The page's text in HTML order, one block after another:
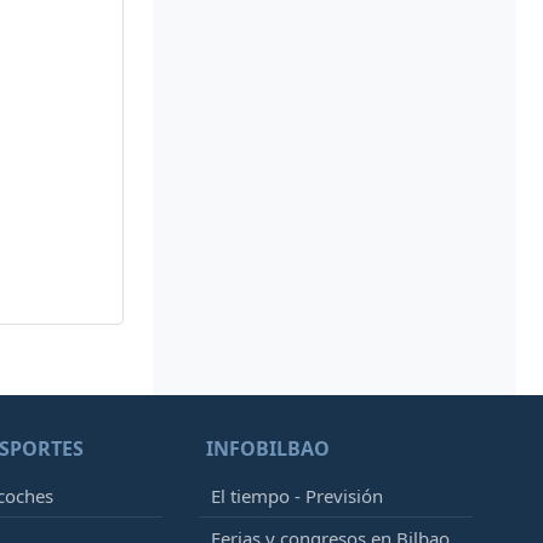
INFOBILBAO
El tiempo - Previsión
Ferias y congresos en Bilbao